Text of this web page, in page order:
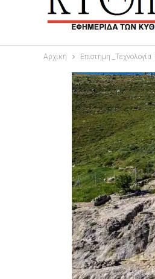
Αρχική Επιστήμη _Τεχνολογία